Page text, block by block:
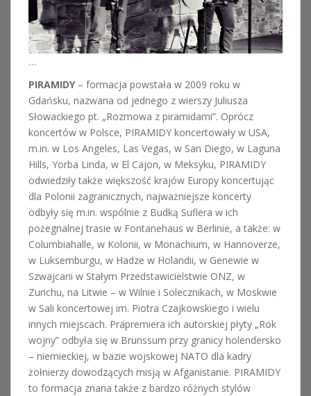
…
PIRAMIDY– formacja powstała w 2009 roku w
Gdańsku, nazwana od jednego z wierszy Juliusza
Słowackiego pt. „Rozmowa z piramidami”. Oprócz
koncertów w Polsce, PIRAMIDY koncertowały w USA,
m.in. w Los Angeles, Las Vegas, w San Diego, w Laguna
Hills, Yorba Linda, w El Cajon, w Meksyku, PIRAMIDY
odwiedziły także większość krajów Europy koncertując
dla Polonii zagranicznych, najważniejsze koncerty
odbyły się m.in. wspólnie z Budką Suflera w ich
pożegnalnej trasie w Fontanehaus w Berlinie, a także: w
Columbiahalle, w Kolonii, w Monachium, w Hannoverze,
w Luksemburgu, w Hadze w Holandii, w Genewie w
Szwajcarii w Stałym Przedstawicielstwie ONZ, w
Zurichu, na Litwie – w Wilnie i Solecznikach, w Moskwie
w Sali koncertowej im. Piotra Czajkowskiego i wielu
innych miejscach. Prapremiera ich autorskiej płyty „Rok
wojny” odbyła się w Brunssum przy granicy holendersko
– niemieckiej, w bazie wojskowej NATO dla kadry
żołnierzy dowodzących misją w Afganistanie. PIRAMIDY
to formacja znana także z bardzo różnych stylów